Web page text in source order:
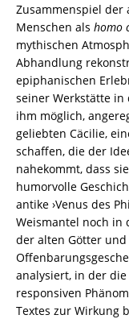
8260-
7997-
/
978-
3-
8260-
7997-
[Digital]
Menge
Zusammenspiel der
Menschen als homo
mythischen
Abhandlung
epiphanischen
seiner Werkstätte in
ihm möglich,
geliebten Cäcilie,
schaffen, die der
nahekommt, dass
humorvolle
antike ›Venus des
Weismantel noch in
der alten Götter
analysiert, in der die
responsiven
Textes zur Wirkung